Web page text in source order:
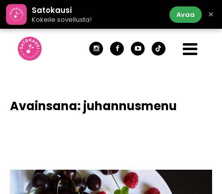
Satokausi
Kokeile sovellusta!
Avaa ×
Avainsana: juhannusmenu